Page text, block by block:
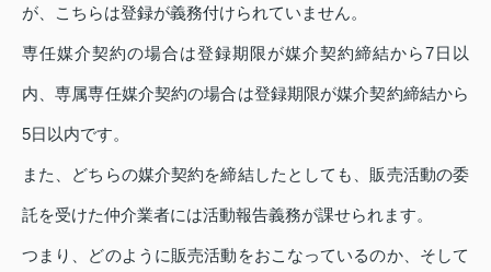
が、こちらは登録が義務付けられていません。
専任媒介契約の場合は登録期限が媒介契約締結から7日以
内、専属専任媒介契約の場合は登録期限が媒介契約締結から
5日以内です。
また、どちらの媒介契約を締結したとしても、販売活動の委
託を受けた仲介業者には活動報告義務が課せられます。
つまり、どのように販売活動をおこなっているのか、そして